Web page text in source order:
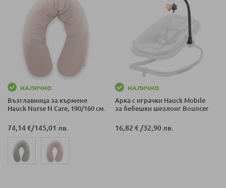
НАЛИЧНО
Възглавница за кърмене
Hauck Nurse N Care, 190/160 см.
74,14 €/145,01 лв.
НАЛИЧНО
Арка с играчки Hauck Mobile
за бебешки шезлонг Bouncer
16,82 € /32,90 лв.